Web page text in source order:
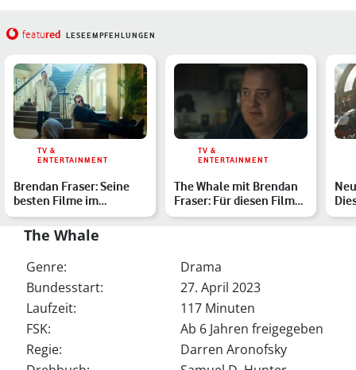
featured LESEEMPFEHLUNGEN
TV &
ENTERTAINMENT
Brendan Fraser: Seine
besten Filme im
Überblick
TV &
ENTERTAINMENT
The Whale mit Brendan
Fraser: Für diesen Film
bekam der Schauspie…
The Whale
Genre:
Drama
Bundesstart:
27. April 2023
Laufzeit:
117 Minuten
FSK:
Ab 6 Jahren freigegeben
Regie:
Darren Aronofsky